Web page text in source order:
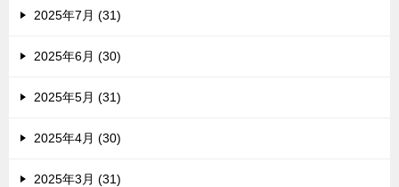
2025年7月 (31)
2025年6月 (30)
2025年5月 (31)
2025年4月 (30)
2025年3月 (31)